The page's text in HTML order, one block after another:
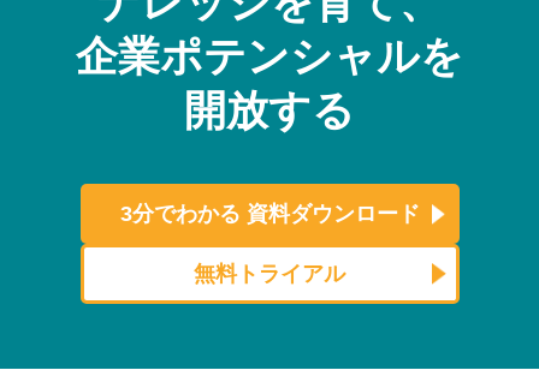
ご利用企業様の声
セキュリティ
よくある質問
資料ダウンロード
企業ポテンシャルを
開放する
3分でわかる 資料ダウンロード
無料トライアル